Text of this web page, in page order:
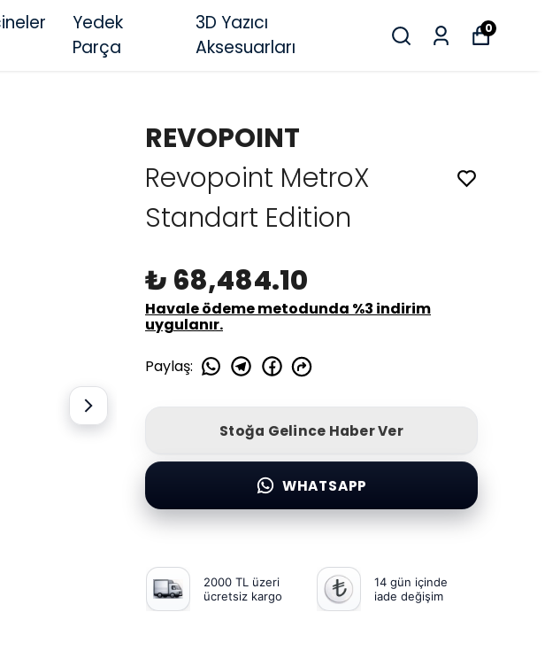
Yedek
Parça
3D Yazıcı
Aksesuarları
0
REVOPOINT
Revopoint MetroX
Standart Edition
₺ 68,484.10
Havale ödeme metodunda %3 indirim
uygulanır.
Paylaş:
Stoğa Gelince Haber Ver
WHATSAPP
2000 TL üzeri
ücretsiz kargo
14 gün içinde
iade değişim